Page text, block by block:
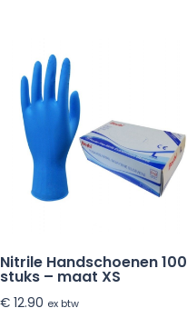
Nitrile Handschoenen 100
stuks – maat XS
€ 12.90 ex btw